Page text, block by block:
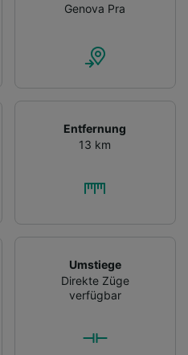
Genova Pra
Entfernung
13 km
Umstiege
Direkte Züge
verfügbar